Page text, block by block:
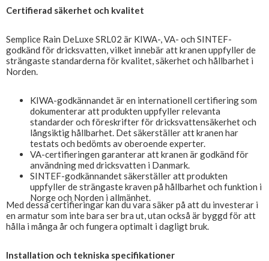
Certifierad säkerhet och kvalitet
Semplice Rain DeLuxe SRL02 är KIWA-, VA- och SINTEF-
godkänd för dricksvatten, vilket innebär att kranen uppfyller de
strängaste standarderna för kvalitet, säkerhet och hållbarhet i
Norden.
KIWA-godkännandet är en internationell certifiering som
dokumenterar att produkten uppfyller relevanta
standarder och föreskrifter för dricksvattensäkerhet och
långsiktig hållbarhet. Det säkerställer att kranen har
testats och bedömts av oberoende experter.
VA-certifieringen garanterar att kranen är godkänd för
användning med dricksvatten i Danmark.
SINTEF-godkännandet säkerställer att produkten
uppfyller de strängaste kraven på hållbarhet och funktion i
Norge och Norden i allmänhet.
Med dessa certifieringar kan du vara säker på att du investerar i
en armatur som inte bara ser bra ut, utan också är byggd för att
hålla i många år och fungera optimalt i dagligt bruk.
Installation och tekniska specifikationer